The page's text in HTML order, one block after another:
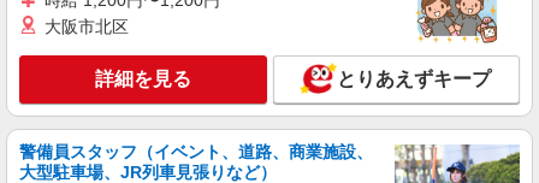
パート
ベーカリー
時給1,235円以上
ライフ東日暮里店 東京都荒川区東日暮里4-36-
20
大阪市北区
詳細を見る とりあえずキープ
警備員スタッフ（イベント、道路、商業施設、
大型駐車場、JR列車見張りなど）